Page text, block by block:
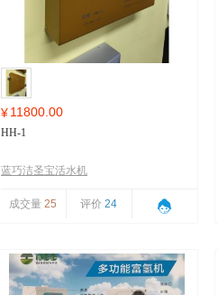
¥11800.00
HH-1
蓝巧洁圣宝活水机
成交量25 评价24